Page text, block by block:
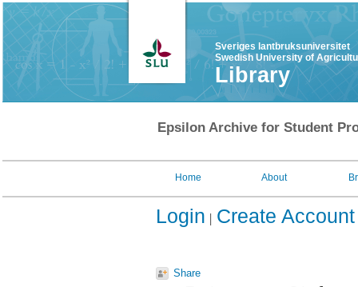
Sveriges lantbruksuniversitet
Swedish University of
Library
Epsilon Archive for Student
Home About
Login Create Account
Share